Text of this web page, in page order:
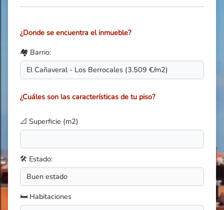
¿Donde se encuentra el inmueble?
🏘️ Barrio:
¿Cuáles son las características de tu piso?
📐 Superficie (m2)
🛠️ Estado:
🛏️ Habitaciones